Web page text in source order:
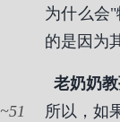
为什么会
的是因为
老奶奶
51
所以，如